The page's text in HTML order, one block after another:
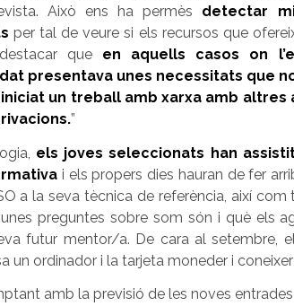
Això ens ha permès detectar
per tal de veure si els recursos que
que en aquells casos on
presentava unes necessitats que
iniciat un treball amb xarxa amb
”
els joves seleccionats han
i els propers dies hauran de fer
a la seva tècnica de referència, així
preguntes sobre som són i què els
futur mentor/a. De cara al setembre,
un ordinador i la tarjeta moneder i
amb la previsió de les noves